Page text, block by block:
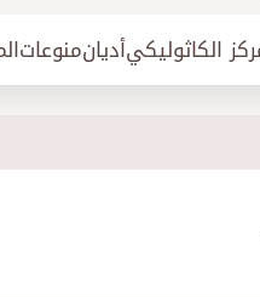
الكاثوليكيأديانمنوعات